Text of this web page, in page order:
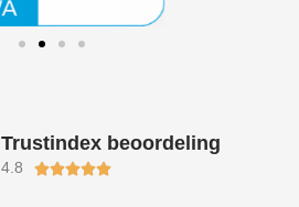
Trustindex beoordeling
4.8 Waardering